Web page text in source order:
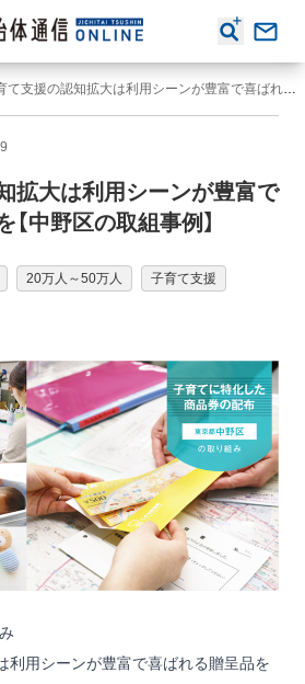
子育て支援の認知拡大は利用シーンが豊富で喜ばれる贈呈品を【中野区の取組事例】
拡大は利用シーンが豊富で
中野区の取組事例】
20万人～50万人 子育て支援
利用シーンが豊富で喜ばれる贈呈品を